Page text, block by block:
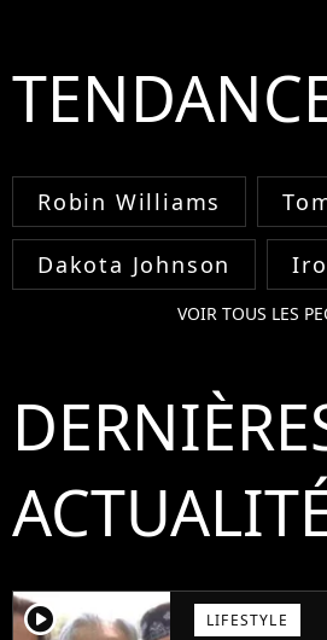
Robin Williams
Dakota Johnson
VOIR TOUS LES
player2 LIFESTYLE